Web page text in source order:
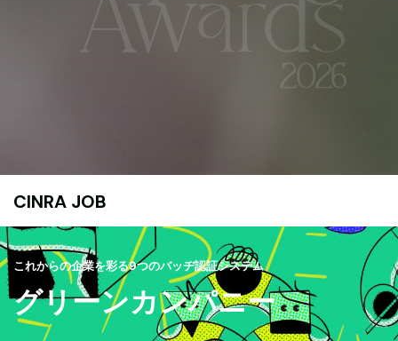
CINRA JOB
これからの企業を彩る9つのバッヂ認証システム
グリーンカンパニー